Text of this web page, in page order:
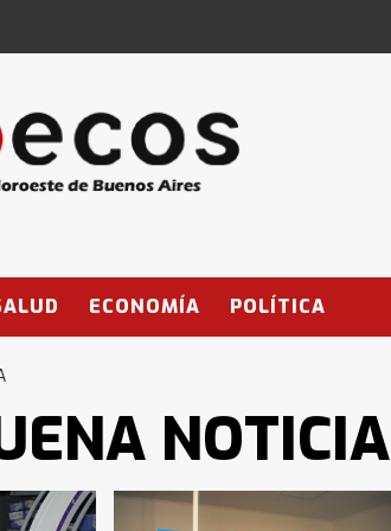
ECONOMÍA POLÍTICA
NOTICIA